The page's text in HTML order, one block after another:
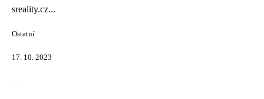
sreality.cz...
Ostatní
17. 10. 2023